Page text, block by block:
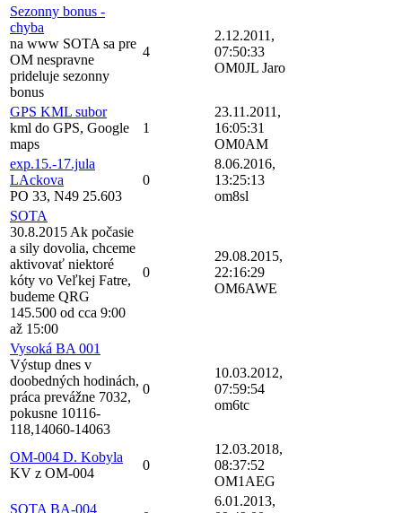
Sezonny bonus -
chyba
na www SOTA sa pre
OM nespravne
prideluje sezonny
bonus
4
2.12.2011,
07:50:33
OM0JL Jaro
GPS KML subor
kml do GPS, Google
maps
1
23.11.2011,
16:05:31
OM0AM
exp.15.-17.jula
LAckova
PO 33, N49 25.603
0
8.06.2016,
13:25:13
om8sl
SOTA
30.8.2015 Ak počasie
a sily dovolia, chceme
aktivovať niektoré
kóty vo Veľkej Fatre,
budeme QRG
145.500 od cca 9:00
až 15:00
0
29.08.2015,
22:16:29
OM6AWE
Vysoká BA 001
Výstup dnes v
doobedných hodinách,
práca prevážne 7032,
pokusne 10116-
118,14060-14063
0
10.03.2012,
07:59:54
om6tc
OM-004 D. Kobyla
KV z OM-004
0
12.03.2018,
08:37:52
OM1AEG
SOTA BA-004
6.01.2013,